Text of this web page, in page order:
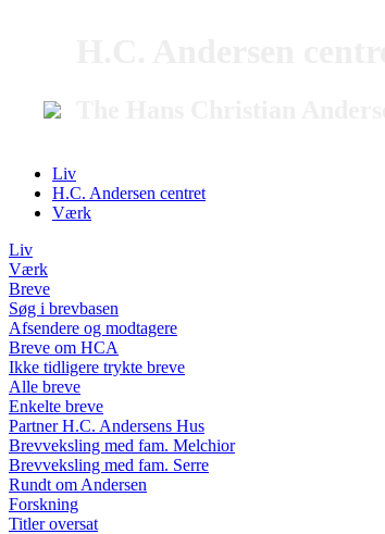
Liv
H.C. Andersen centret
Værk
Liv
Værk
Breve
Søg i brevbasen
Afsendere og modtagere
Breve om HCA
Ikke tidligere trykte breve
Alle breve
Enkelte breve
Partner H.C. Andersens Hus
Brevveksling med fam. Melchior
Brevveksling med fam. Serre
Rundt om Andersen
Forskning
Titler oversat